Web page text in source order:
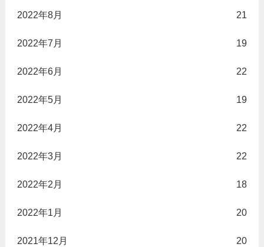
2022年8月 21
2022年7月 19
2022年6月 22
2022年5月 19
2022年4月 22
2022年3月 22
2022年2月 18
2022年1月 20
2021年12月 20